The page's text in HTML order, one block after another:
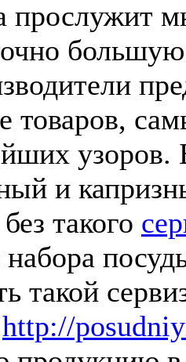
прослужит
товаров,
узоров.
и
такого
набора
такой
http://